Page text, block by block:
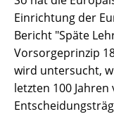
Einrichtung der
Bericht "Späte
Vorsorgeprinzip
wird untersucht,
letzten 100